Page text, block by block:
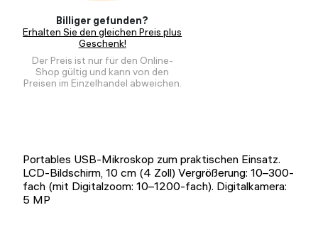
Billiger gefunden?
Erhalten Sie den gleichen Preis plus
Geschenk!
Der Preis ist nur für den Online-
Shop gültig und kann von den
Preisen im Einzelhandel abweichen.
Portables USB-Mikroskop zum praktischen Einsatz.
LCD-Bildschirm, 10 cm (4 Zoll) Vergrößerung: 10–300-
fach (mit Digitalzoom: 10–1200-fach). Digitalkamera:
5 MP